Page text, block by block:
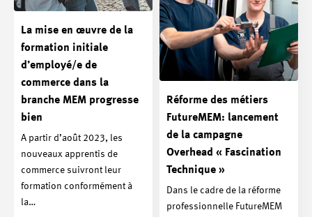
La mise en œuvre de la
formation initiale
d’employé/e de
commerce dans la
branche MEM progresse
bien
A partir d’août 2023, les
nouveaux apprentis de
commerce suivront leur
formation conformément à
la…
Réforme des métiers
FutureMEM: lancement
de la campagne
Overhead « Fascination
Technique »
Dans le cadre de la réforme
professionnelle FutureMEM